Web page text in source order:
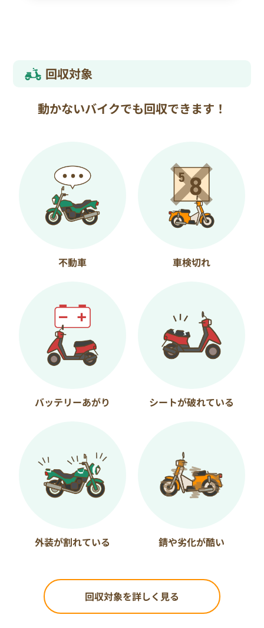
回収対象
動かないバイクでも回収できます！
不動車 車検切れ
バッテリーあがり シートが破れている
外装が割れている 錆や劣化が酷い
回収対象を詳しく見る